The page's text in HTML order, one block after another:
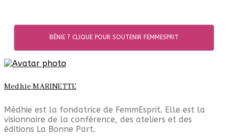
BÉNIE ? CLIQUE POUR SOUTENIR FEMMESPRIT
Medhie MARINETTE
Médhie est la fondatrice de FemmEsprit. Elle est la
visionnaire de la conférence, des ateliers et des
éditions La Bonne Part.